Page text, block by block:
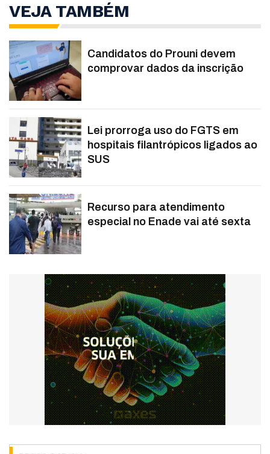
VEJA TAMBÉM
Candidatos do Prouni devem
comprovar dados da inscrição
Lei prorroga uso do FGTS em
hospitais filantrópicos ligados ao
SUS
Recurso para atendimento
especial no Enade vai até sexta